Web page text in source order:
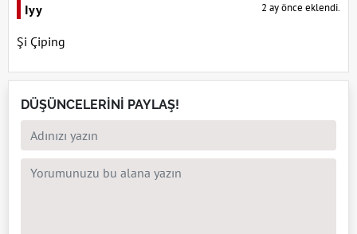
Iyy 2 ay önce eklendi.
Şi Çiping
DÜŞÜNCELERİNİ PAYLAŞ!